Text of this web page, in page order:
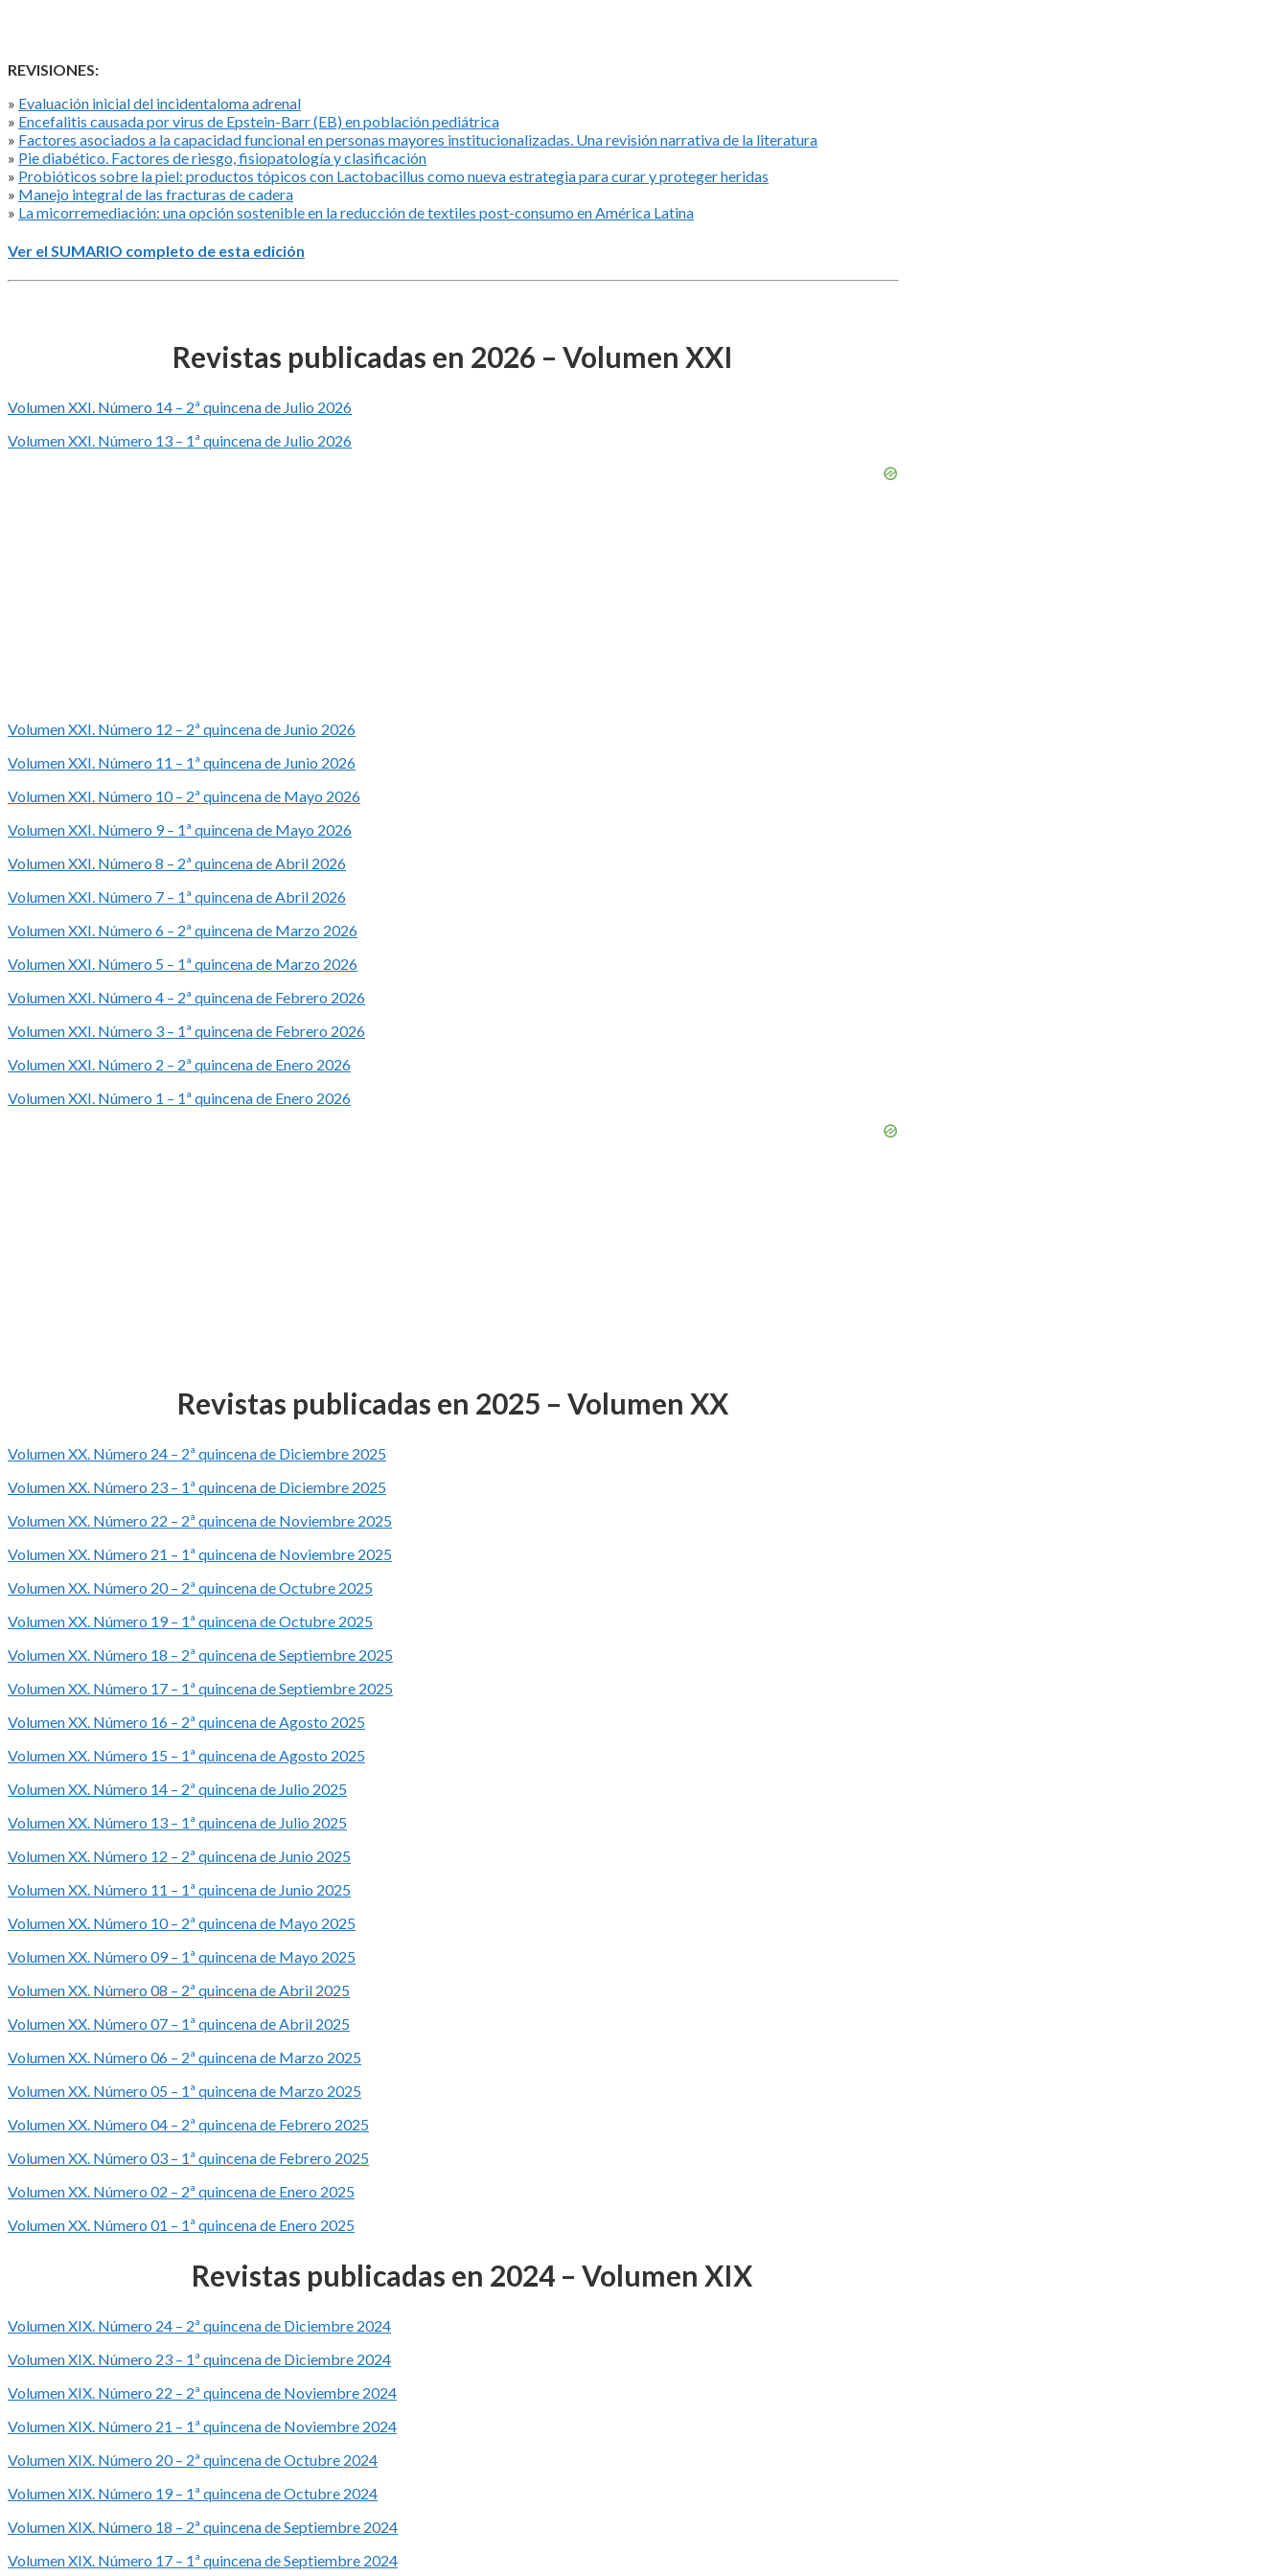
REVISIONES:
» Evaluación inicial del incidentaloma adrenal
» Encefalitis causada por virus de Epstein-Barr (EB) en población pediátrica
» Factores asociados a la capacidad funcional en personas mayores institucionalizadas. Una revisión narrativa de la literatura
» Pie diabético. Factores de riesgo, fisiopatología y clasificación
» Probióticos sobre la piel: productos tópicos con Lactobacillus como nueva estrategia para curar y proteger heridas
» Manejo integral de las fracturas de cadera
» La micorremediación: una opción sostenible en la reducción de textiles post-consumo en América Latina
Ver el SUMARIO completo de esta edición
Revistas publicadas en 2026 – Volumen XXI
Volumen XXI. Número 14 – 2ª quincena de Julio 2026
Volumen XXI. Número 13 – 1ª quincena de Julio 2026
Volumen XXI. Número 12 – 2ª quincena de Junio 2026
Volumen XXI. Número 11 – 1ª quincena de Junio 2026
Volumen XXI. Número 10 – 2ª quincena de Mayo 2026
Volumen XXI. Número 9 – 1ª quincena de Mayo 2026
Volumen XXI. Número 8 – 2ª quincena de Abril 2026
Volumen XXI. Número 7 – 1ª quincena de Abril 2026
Volumen XXI. Número 6 – 2ª quincena de Marzo 2026
Volumen XXI. Número 5 – 1ª quincena de Marzo 2026
Volumen XXI. Número 4 – 2ª quincena de Febrero 2026
Volumen XXI. Número 3 – 1ª quincena de Febrero 2026
Volumen XXI. Número 2 – 2ª quincena de Enero 2026
Volumen XXI. Número 1 – 1ª quincena de Enero 2026
Revistas publicadas en 2025 – Volumen XX
Volumen XX. Número 24 – 2ª quincena de Diciembre 2025
Volumen XX. Número 23 – 1ª quincena de Diciembre 2025
Volumen XX. Número 22 – 2ª quincena de Noviembre 2025
Volumen XX. Número 21 – 1ª quincena de Noviembre 2025
Volumen XX. Número 20 – 2ª quincena de Octubre 2025
Volumen XX. Número 19 – 1ª quincena de Octubre 2025
Volumen XX. Número 18 – 2ª quincena de Septiembre 2025
Volumen XX. Número 17 – 1ª quincena de Septiembre 2025
Volumen XX. Número 16 – 2ª quincena de Agosto 2025
Volumen XX. Número 15 – 1ª quincena de Agosto 2025
Volumen XX. Número 14 – 2ª quincena de Julio 2025
Volumen XX. Número 13 – 1ª quincena de Julio 2025
Volumen XX. Número 12 – 2ª quincena de Junio 2025
Volumen XX. Número 11 – 1ª quincena de Junio 2025
Volumen XX. Número 10 – 2ª quincena de Mayo 2025
Volumen XX. Número 09 – 1ª quincena de Mayo 2025
Volumen XX. Número 08 – 2ª quincena de Abril 2025
Volumen XX. Número 07 – 1ª quincena de Abril 2025
Volumen XX. Número 06 – 2ª quincena de Marzo 2025
Volumen XX. Número 05 – 1ª quincena de Marzo 2025
Volumen XX. Número 04 – 2ª quincena de Febrero 2025
Volumen XX. Número 03 – 1ª quincena de Febrero 2025
Volumen XX. Número 02 – 2ª quincena de Enero 2025
Volumen XX. Número 01 – 1ª quincena de Enero 2025
Revistas publicadas en 2024 – Volumen XIX
Volumen XIX. Número 24 – 2ª quincena de Diciembre 2024
Volumen XIX. Número 23 – 1ª quincena de Diciembre 2024
Volumen XIX. Número 22 – 2ª quincena de Noviembre 2024
Volumen XIX. Número 21 – 1ª quincena de Noviembre 2024
Volumen XIX. Número 20 – 2ª quincena de Octubre 2024
Volumen XIX. Número 19 – 1ª quincena de Octubre 2024
Volumen XIX. Número 18 – 2ª quincena de Septiembre 2024
Volumen XIX. Número 17 – 1ª quincena de Septiembre 2024